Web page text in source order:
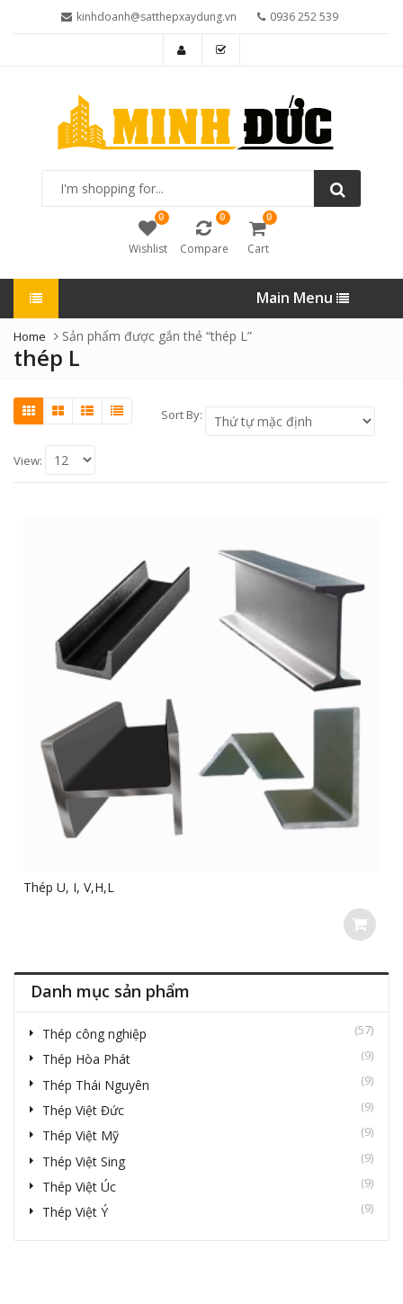
kinhdoanh@satthepxaydung.vn 0936 252 539
shopping
0
Wishlist
0
Compare
0
Cart
Main Menu
Home Sản phẩm được gắn thẻ “thép L”
thép L
Sort By:
View:
Thép U, I, V,H,L
Danh mục sản phẩm
Thép công nghiệp (57)
Thép Hòa Phát (9)
Thép Thái Nguyên (9)
Thép Việt Đức (9)
Thép Việt Mỹ (9)
Thép Việt Sing (9)
Thép Việt Úc (9)
Thép Việt Ý (9)